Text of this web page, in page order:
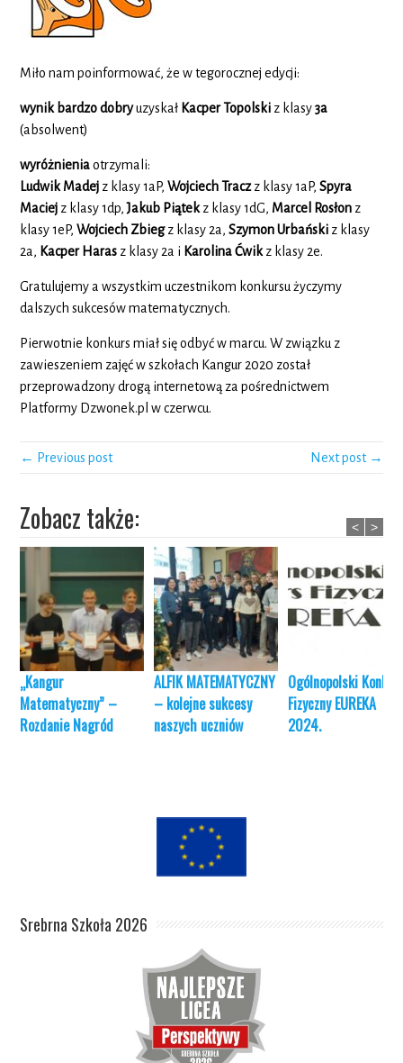
Miło nam poinformować, że w tegorocznej edycji:
wynik bardzo dobryuzyskał Kacper Topolski z klasy3a
(absolwent)
wyróżnieniaotrzymali:
Ludwik Madej z klasy 1aP,Wojciech Traczz klasy 1aP,Spyra
Maciej z klasy 1dp,Jakub Piątekz klasy 1dG, Marcel Rosłon z
klasy 1eP,Wojciech Zbiegz klasy 2a,Szymon Urbański z klasy
2a, Kacper Haras z klasy 2a i Karolina Ćwikz klasy 2e.
Gratulujemy a wszystkim uczestnikom konkursu życzymy
dalszych sukcesów matematycznych.
Pierwotnie konkurs miał się odbyć w marcu. W związku z
zawieszeniem zajęć w szkołach Kangur 2020 został
przeprowadzony drogą internetową za pośrednictwem
Platformy Dzwonek.pl w czerwcu.
← Previous post Next post →
Zobacz także:
„Kangur
Matematyczny” –
Rozdanie Nagród
ALFIK MATEMATYCZNY
– kolejne sukcesy
naszych uczniów
Ogólnopolski
Fizyczny EUREKA
2024.
< >
Srebrna Szkoła 2026